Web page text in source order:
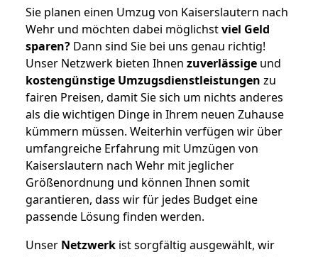
Sie planen einen Umzug von Kaiserslautern nach
Wehr und möchten dabei möglichstviel Geld
sparen? Dann sind Sie bei uns genau richtig!
Unser Netzwerk bieten Ihnen zuverlässige und
kostengünstige Umzugsdienstleistungen zu
fairen Preisen, damit Sie sich um nichts anderes
als die wichtigen Dinge in Ihrem neuen Zuhause
kümmern müssen. Weiterhin verfügen wir über
umfangreiche Erfahrung mit Umzügen von
Kaiserslautern nach Wehr mit jeglicher
Größenordnung und können Ihnen somit
garantieren, dass wir für jedes Budget eine
passende Lösung finden werden.
Unser Netzwerk ist sorgfältig ausgewählt, wir